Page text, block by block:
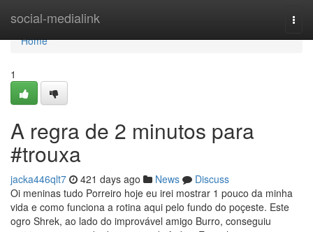
social-medialink
Home
Home
1
A regra de 2 minutos para
#trouxa
jacka446qlt7 421 days ago News
Discuss
Oi meninas tudo Porreiro hoje eu irei mostrar 1 pouco da minha
vida e como funciona a rotina aqui pelo fundo do poçeste. Este
ogro Shrek, ao lado do improvável amigo Burro, conseguiu